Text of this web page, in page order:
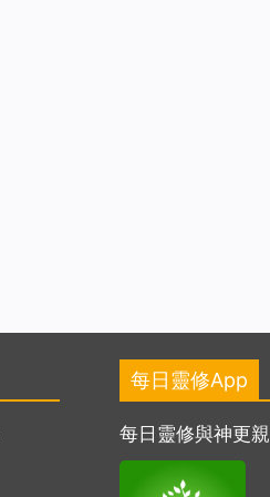
每日靈修App
每日靈修與神更